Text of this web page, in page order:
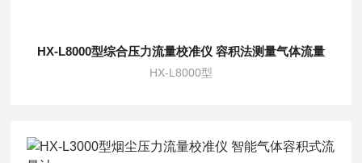
HX-L8000型综合压力流量校准仪 容积法测量气体流量
HX-L8000型